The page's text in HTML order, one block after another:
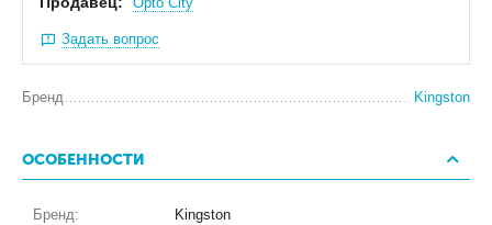
Задать вопрос
Бренд Kingston
ОСОБЕННОСТИ
Бренд: Kingston